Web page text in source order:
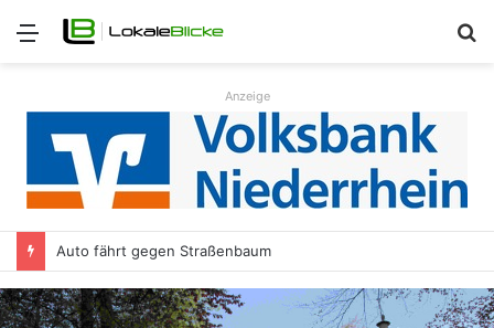
Menü
Anzeige
Auto fährt gegen Straßenbaum